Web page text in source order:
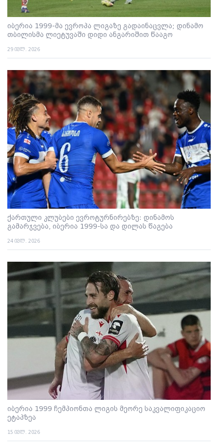
იბერია 1999-მა ევროპა ლიგაზე გადაინაცვლა; დინამო
თბილისმა ლიეტუვაში დიდი ანგარიშით წააგო
29 ივლ. 2026
ქართული კლუბები ევროტურნირებზე: დინამოს
გამარჯვება, იბერია 1999-სა და დილას წაგება
24 ივლ. 2026
იბერია 1999 ჩემპიონთა ლიგის მეორე საკვალიფიკაციო
ეტაპზეა
15 ივლ. 2026